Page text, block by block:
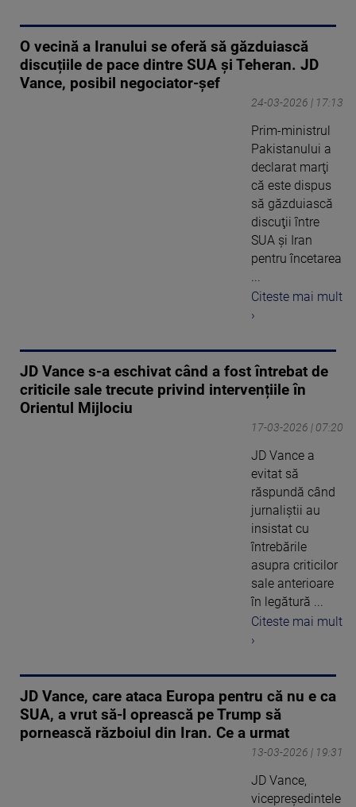
O vecină a Iranului se oferă să găzduiască
discuțiile de pace dintre SUA și Teheran. JD
Vance, posibil negociator-șef
24-03-2026 | 17:13
Prim-ministrul
Pakistanului a
declarat marţi
că este dispus
să găzduiască
discuţii între
SUA şi Iran
pentru încetarea
...
Citeste mai mult
›
JD Vance s-a eschivat când a fost întrebat de
criticile sale trecute privind intervențiile în
Orientul Mijlociu
17-03-2026 | 07:20
JD Vance a
evitat să
răspundă când
jurnaliștii au
insistat cu
întrebările
asupra criticilor
sale anterioare
în legătură ...
Citeste mai mult
›
JD Vance, care ataca Europa pentru că nu e ca
SUA, a vrut să-l oprească pe Trump să
pornească războiul din Iran. Ce a urmat
13-03-2026 | 19:31
JD Vance,
vicepreședintele